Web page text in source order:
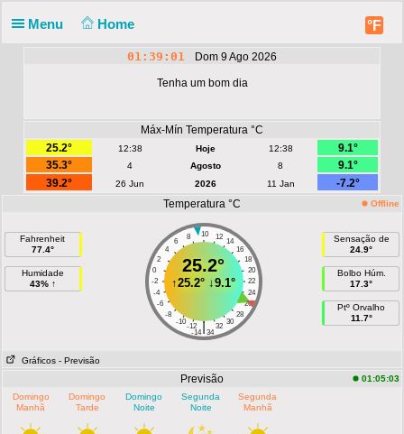
Menu Home °F
01:39:01 Dom 9 Ago 2026
Tenha um bom dia
Máx-Mín Temperatura °C
25.2°
12:38 Hoje 12:38
9.1°
35.3°
4 Agosto 8
9.1°
39.2°
26 Jun 2026 11 Jan
-7.2°
Temperatura °C
Offline
Fahrenheit
77.4°
Humidade
43% ↑
10
8 12
6
14
4
16
2
18
0
20
-2
22
-4
24
-6
26
-8
28
-10
30
-12 32
|
-14 34
25.2°
↑25.2° ↓9.1°
Sensação de
24.9°
Bolbo Húm.
17.3°
Ptº Orvalho
11.7°
Gráficos - Previsão
Previsão
01:05:03
Domingo
Manhã
Domingo
Tarde
Domingo
Noite
Segunda
Noite
Segunda
Manhã